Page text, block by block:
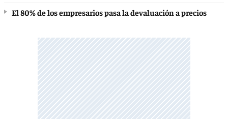
El 80% de los empresarios pasa la devaluación a precios